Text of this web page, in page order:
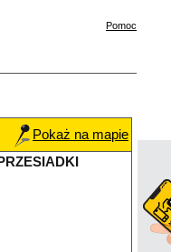
Pomoc
Pokaż na mapie
PRZESIADKI